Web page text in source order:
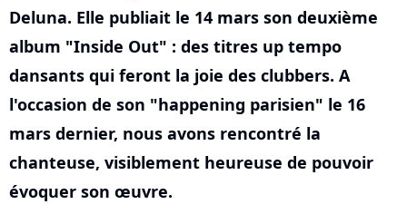
Deluna. Elle publiait le 14 mars son deuxième
album "Inside Out" : des titres up tempo
dansants qui feront la joie des clubbers. A
l'occasion de son "happening parisien" le 16
mars dernier, nous avons rencontré la
chanteuse, visiblement heureuse de pouvoir
évoquer son œuvre.